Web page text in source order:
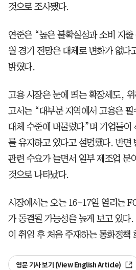
것으로 조사됐다.
연준은 “높은 불확실성과 소비 지출
월 경기 전망은 대체로 변화가 없다
밝혔다.
고용 시장은 눈에 띄는 확장세도,
고서는 “대부분 지역에서 고용은
대체 수준에 머물렀다”며 기업들이
를 유지하고 있다고 설명했다. 반면
관련 수요가 늘면서 일부 제조업 분
것으로 나타났다.
시장에서는 오는 16~17일 열리는
가 동결될 가능성을 높게 보고 있다
이 취임 후 처음 주재하는 통화정책
영문 기사 보기 (View English Article)